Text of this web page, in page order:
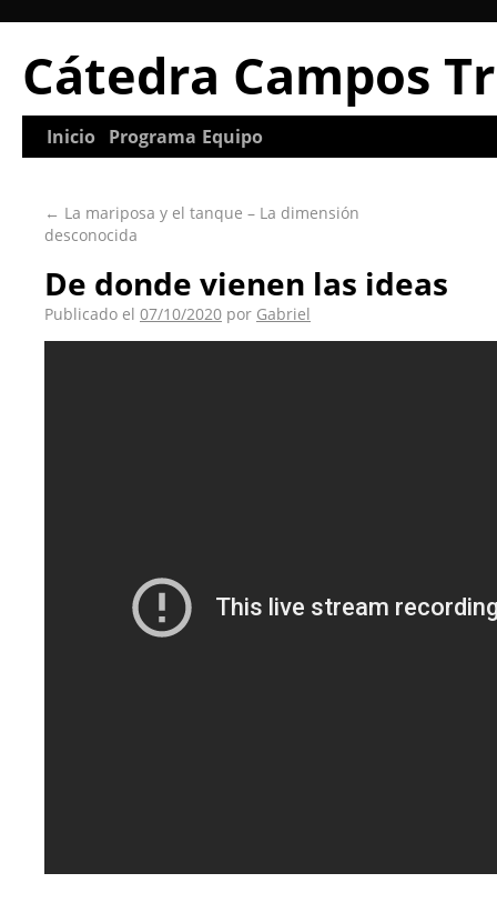
Cátedra Campos
Inicio Programa Equipo
← La mariposa y el tanque – La dimensión
desconocida
De donde vienen las ideas
Publicado el 07/10/2020 por Gabriel